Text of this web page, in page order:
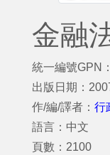
金融
統一編號GPN
出版日期：
作/編/譯者： 行
語言：中文
頁數：2100